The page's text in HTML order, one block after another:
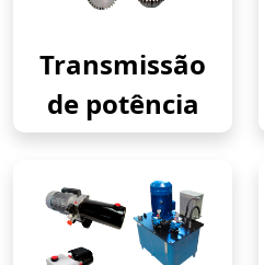
Transmissão
de potência